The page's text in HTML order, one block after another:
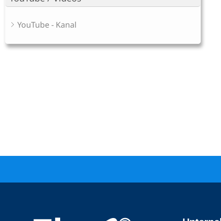
YouTube - Kanal